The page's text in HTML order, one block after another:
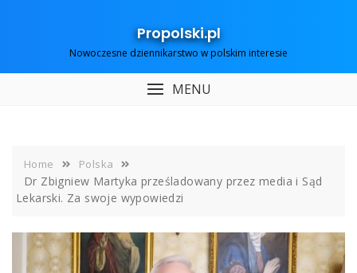
Propolski.pl
Nowoczesne dziennikarstwo w polskim interesie
MENU
Home Polska
Dr Zbigniew Martyka prześladowany przez media i Sąd
Lekarski. Za swoje wypowiedzi